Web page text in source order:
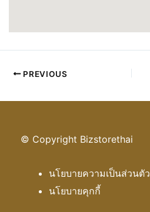
PREVIOUS
© Copyright Bizstorethai
นโยบายความเป็นส่วนตัว
นโยบายคุกกี้